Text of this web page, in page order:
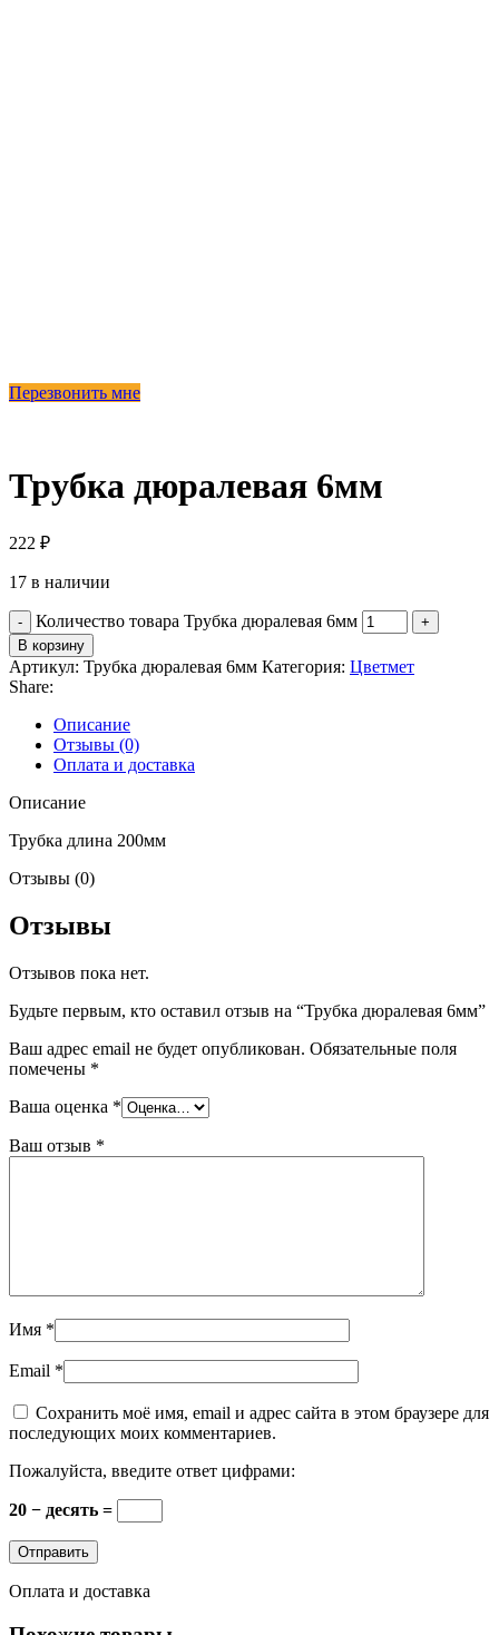
Перезвонить мне
Трубка дюралевая 6мм
222 ₽
17 в наличии
Количество товара Трубка дюралевая 6мм
В корзину
Артикул: Трубка дюралевая 6мм Категория: Цветмет
Share:
Описание
Отзывы (0)
Оплата и доставка
Описание
Трубка длина 200мм
Отзывы (0)
Отзывы
Отзывов пока нет.
Будьте первым, кто оставил отзыв на “Трубка дюралевая 6мм”
Ваш адрес email не будет опубликован. Обязательные поля
помечены *
Ваша оценка *
Ваш отзыв *
Имя *
Email *
Сохранить моё имя, email и адрес сайта в этом браузере для
последующих моих комментариев.
Пожалуйста, введите ответ цифрами:
20 − десять =
Оплата и доставка